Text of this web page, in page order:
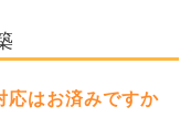
応はお済みですか